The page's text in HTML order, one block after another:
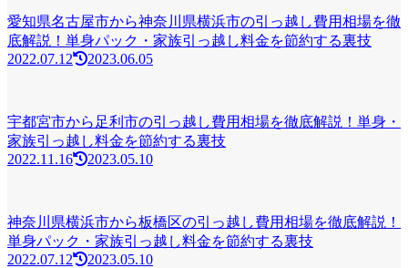
愛知県名古屋市から神奈川県横浜市の引っ越し費用相場を徹
底解説！単身パック・家族引っ越し料金を節約する裏技
2022.07.12
2023.06.05
宇都宮市から足利市の引っ越し費用相場を徹底解説！単身・
家族引っ越し料金を節約する裏技
2022.11.16
2023.05.10
神奈川県横浜市から板橋区の引っ越し費用相場を徹底解説！
単身パック・家族引っ越し料金を節約する裏技
2022.07.12
2023.05.10